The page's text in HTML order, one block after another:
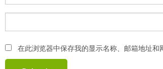
在此浏览器中保存我的显示名称、邮箱地址和